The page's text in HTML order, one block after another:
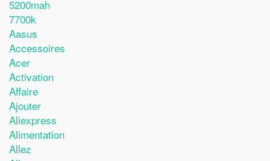
5200mah
7700k
Aasus
Accessoires
Acer
Activation
Affaire
Ajouter
Aliexpress
Alimentation
Allez